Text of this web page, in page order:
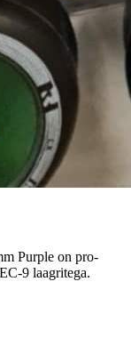
Purple on pro-
9 laagritega.